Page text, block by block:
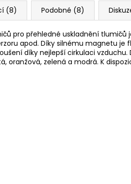
(8) Podobné (8)
pro přehledné uskladnění tlumičů
apod. Díky silnému magnetu je
díky nejlepší cirkulaci vzduchu.
oranžová, zelená a modrá. K